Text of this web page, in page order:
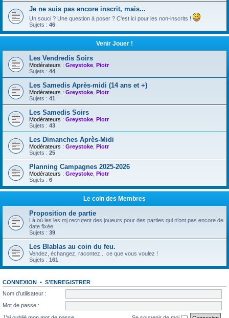
Je ne suis pas encore inscrit, mais...
Un souci ? Une question à poser ? C'est ici pour les non-inscrits !
Sujets : 46
Venir Jouer !
Les Vendredis Soirs
Modérateurs : Greystoke Piotr
Sujets : 44
Les Samedis Après-midi (14 ans et +)
Modérateurs : Greystoke Piotr
Sujets : 41
Les Samedis Soirs
Modérateurs : Greystoke Piotr
Sujets : 43
Les Dimanches Après-Midi
Modérateurs : Greystoke Piotr
Sujets : 25
Planning Campagnes 2025-2026
Modérateurs : Greystoke Piotr
Sujets : 6
Le coin des Membres
Proposition de partie
Là où les les mj recrutent des joueurs pour des parties qui n'ont pas encore de
date fixée.
Sujets : 39
Les Blablas au coin du feu.
Vendez, échangez, racontez... ce que vous voulez !
Sujets : 161
CONNEXION • S’ENREGISTRER
Nom d’utilisateur :
Mot de passe :